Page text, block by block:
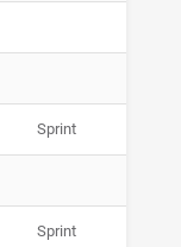
Sprint
Sprint